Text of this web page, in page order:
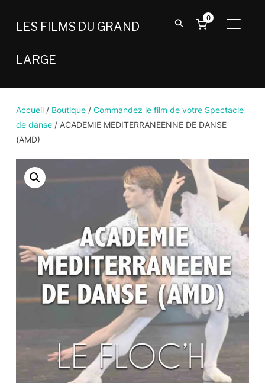
LES FILMS DU GRAND
LARGE
0
Accueil/ Boutique/ Commandez le film de votre Spectacle
de danse/ ACADEMIE MEDITERRANEENNE DE DANSE
(AMD)